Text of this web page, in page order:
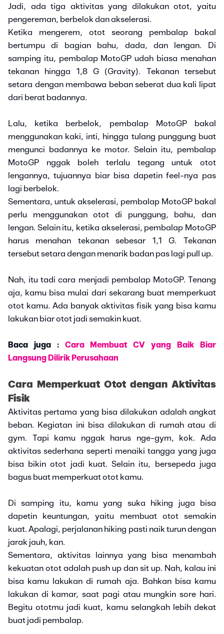
Jadi, ada tiga aktivitas yang dilakukan otot, yaitu
pengereman, berbelok dan akselerasi.
Ketika mengerem, otot seorang pembalap bakal
bertumpu di bagian bahu, dada, dan lengan. Di
samping itu, pembalap MotoGP udah biasa menahan
tekanan hingga 1,8 G (Gravity). Tekanan tersebut
setara dengan membawa beban seberat dua kali lipat
dari berat badannya.
Lalu, ketika berbelok, pembalap MotoGP bakal
menggunakan kaki, inti, hingga tulang punggung buat
mengunci badannya ke motor. Selain itu, pembalap
MotoGP nggak boleh terlalu tegang untuk otot
lengannya, tujuannya biar bisa dapetin feel-nya pas
lagi berbelok.
Sementara, untuk akselerasi, pembalap MotoGP bakal
perlu menggunakan otot di punggung, bahu, dan
lengan. Selain itu, ketika akselerasi, pembalap MotoGP
harus menahan tekanan sebesar 1,1 G. Tekanan
tersebut setara dengan menarik badan pas lagi pull up.
Nah, itu tadi cara menjadi pembalap MotoGP. Tenang
aja, kamu bisa mulai dari sekarang buat memperkuat
otot kamu. Ada banyak aktivitas fisik yang bisa kamu
lakukan biar otot jadi semakin kuat.
Baca juga : Cara Membuat CV yang Baik Biar
Langsung Dilirik Perusahaan
Cara Memperkuat Otot dengan Aktivitas
Fisik
Aktivitas pertama yang bisa dilakukan adalah angkat
beban. Kegiatan ini bisa dilakukan di rumah atau di
gym. Tapi kamu nggak harus nge-gym, kok. Ada
aktivitas sederhana seperti menaiki tangga yang juga
bisa bikin otot jadi kuat. Selain itu, bersepeda juga
bagus buat memperkuat otot kamu.
Di samping itu, kamu yang suka hiking juga bisa
dapetin keuntungan, yaitu membuat otot semakin
kuat. Apalagi, perjalanan hiking pasti naik turun dengan
jarak jauh, kan.
Sementara, aktivitas lainnya yang bisa menambah
kekuatan otot adalah push up dan sit up. Nah, kalau ini
bisa kamu lakukan di rumah aja. Bahkan bisa kamu
lakukan di kamar, saat pagi atau mungkin sore hari.
Begitu ototmu jadi kuat, kamu selangkah lebih dekat
buat jadi pembalap.